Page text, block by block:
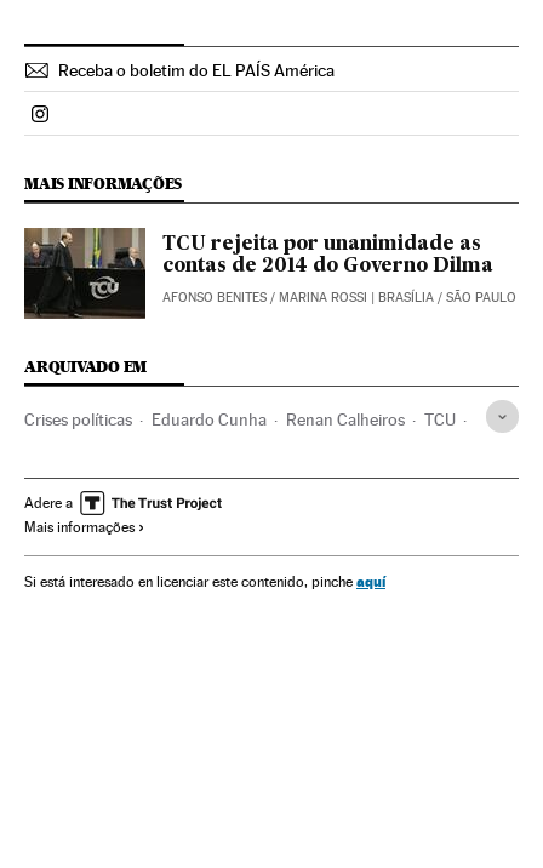
Receba o boletim do EL PAÍS América
Politica El País Brasil en Instagram
MAIS INFORMAÇÕES
TCU rejeita por unanimidade as
contas de 2014 do Governo Dilma
AFONSO BENITES / MARINA ROSSI | BRASÍLIA / SÃO PAULO
ARQUIVADO EM
Crises políticas Eduardo Cunha Renan Calheiros TCU
Brasil Presidência Brasil
Conflitos políticos
Governo Brasil América Governo Finanças públicas
Adere a
Mais informações
Si está interesado en licenciar este contenido, pinche aquí